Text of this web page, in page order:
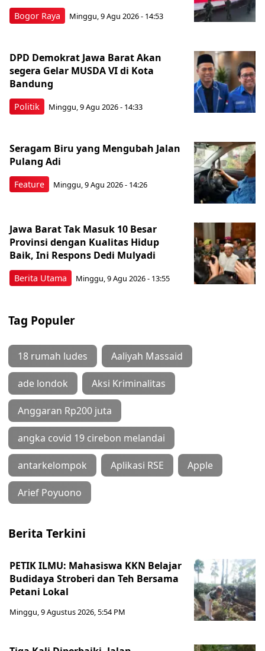
Bogor Raya Minggu, 9 Agu 2026 - 14:53
Politik
DPD Demokrat Jawa Barat Akan
segera Gelar MUSDA VI di Kota
Bandung
Minggu, 9 Agu 2026 - 14:33
Feature
Seragam Biru yang Mengubah Jalan
Pulang Adi
Minggu, 9 Agu 2026 - 14:26
Berita Utama
Jawa Barat Tak Masuk 10 Besar
Provinsi dengan Kualitas Hidup
Baik, Ini Respons Dedi Mulyadi
Minggu, 9 Agu 2026 - 13:55
Tag Populer
18 rumah ludes Aaliyah Massaid
ade londok Aksi Kriminalitas
Anggaran Rp200 juta
angka covid 19 cirebon melandai
antarkelompok Aplikasi RSE Apple
Arief Poyuono
Berita Terkini
PETIK ILMU: Mahasiswa KKN Belajar
Budidaya Stroberi dan Teh Bersama
Petani Lokal
Minggu, 9 Agustus 2026, 5:54 PM